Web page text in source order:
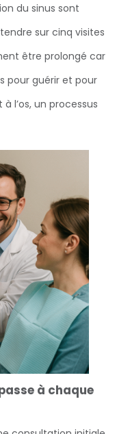
du sinus sont
sur cinq visites
être prolongé car
pour guérir et pour
l’os, un processus
à chaque